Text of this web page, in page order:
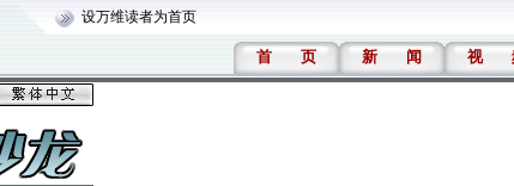
设万维读者为首页
首 页 新 闻 视